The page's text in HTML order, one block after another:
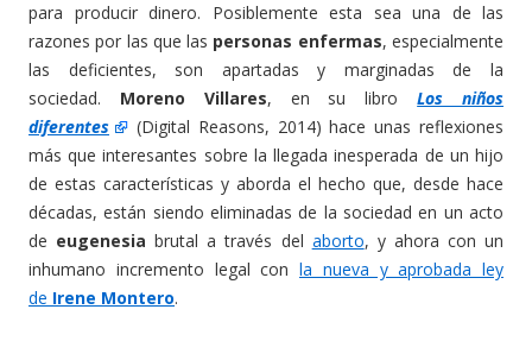
para producir dinero. Posiblemente esta sea una de las
razones por las que las personas enfermas, especialmente
las deficientes, son apartadas y marginadas de la
sociedad. Moreno Villares, en su libroLos niños
diferentes
(Digital Reasons, 2014) hace unas reflexiones
más que interesantes sobre la llegada inesperada de un hijo
de estas características y aborda el hecho que, desde hace
décadas, están siendo eliminadas de la sociedad en un acto
de eugenesiabrutal a través del aborto, y ahora con un
inhumano incremento legal con la nueva y aprobada ley
de Irene Montero.